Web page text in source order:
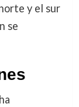
y el sur
se